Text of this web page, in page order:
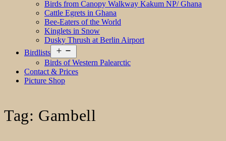
Birds from Canopy Walkway Kakum NP/ Ghana
Cattle Egrets in Ghana
Bee-Eaters of the World
Kinglets in Snow
Dusky Thrush at Berlin Airport
Birdlists
menu
Birds of Western Palearctic
Contact & Prices
Picture Shop
Tag: Gambell